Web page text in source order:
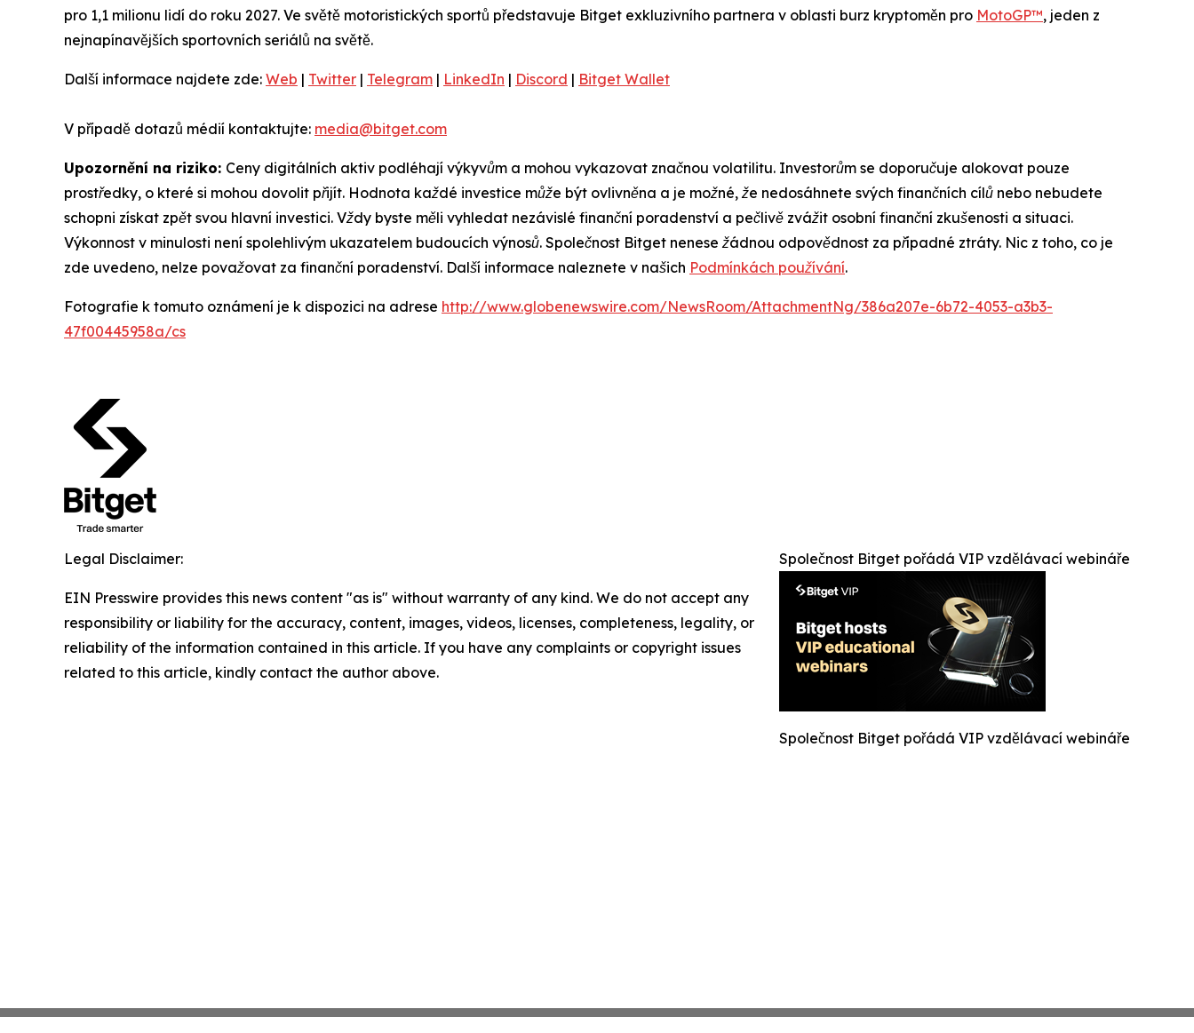
pro 1,1 milionu lidí do roku 2027. Ve světě motoristických sportů představuje Bitget exkluzivního partnera v oblasti burz kryptoměn pro MotoGP™, jeden z
nejnapínavějších sportovních seriálů na světě.
Další informace najdete zde: Web | Twitter | Telegram | LinkedIn | Discord | Bitget Wallet
V případě dotazů médií kontaktujte: media@bitget.com
Upozornění na riziko: Ceny digitálních aktiv podléhají výkyvům a mohou vykazovat značnou volatilitu. Investorům se doporučuje alokovat pouze
prostředky, o které si mohou dovolit přijít. Hodnota každé investice může být ovlivněna a je možné, že nedosáhnete svých finančních cílů nebo nebudete
schopni získat zpět svou hlavní investici. Vždy byste měli vyhledat nezávislé finanční poradenství a pečlivě zvážit osobní finanční zkušenosti a situaci.
Výkonnost v minulosti není spolehlivým ukazatelem budoucích výnosů. Společnost Bitget nenese žádnou odpovědnost za případné ztráty. Nic z toho, co je
zde uvedeno, nelze považovat za finanční poradenství. Další informace naleznete v našich Podmínkách používání.
Fotografie k tomuto oznámení je k dispozici na adrese http://www.globenewswire.com/NewsRoom/AttachmentNg/386a207e-6b72-4053-a3b3-
47f00445958a/cs
Společnost Bitget pořádá VIP vzdělávací webináře
Společnost Bitget pořádá VIP vzdělávací webináře
Legal Disclaimer:
EIN Presswire provides this news content "as is" without warranty of any kind. We do not accept any
responsibility or liability for the accuracy, content, images, videos, licenses, completeness, legality, or
reliability of the information contained in this article. If you have any complaints or copyright issues
related to this article, kindly contact the author above.